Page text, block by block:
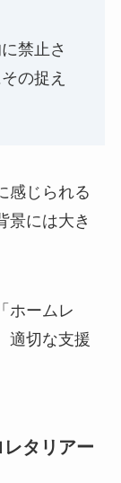
禁止さ
の捉え
感じられる
景には大き
ホームレ
適切な支援
タリアー